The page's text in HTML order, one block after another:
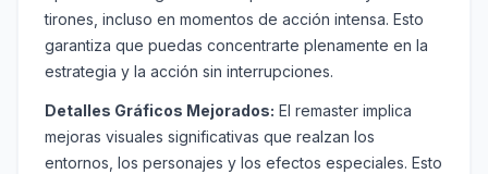
tirones, incluso en momentos de acción intensa. Esto
garantiza que puedas concentrarte plenamente en la
estrategia y la acción sin interrupciones.
Detalles Gráficos Mejorados: El remaster implica
mejoras visuales significativas que realzan los
entornos, los personajes y los efectos especiales. Esto